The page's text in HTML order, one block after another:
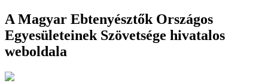
A Magyar Ebtenyésztők Országos
Egyesületeinek Szövetsége hivatalos
weboldala